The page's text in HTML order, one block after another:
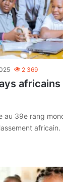
2 369
au 39e rang
africain.